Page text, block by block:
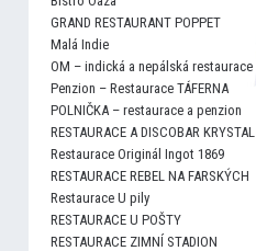
GRAND RESTAURANT POPPET
Malá Indie
OM – indická a nepálská restaurace
Penzion – Restaurace TÁFERNA
POLNIČKA – restaurace a penzion
RESTAURACE A DISCOBAR KRYSTAL
Restaurace Originál Ingot 1869
RESTAURACE REBEL NA FARSKÝCH
Restaurace U pily
RESTAURACE U POŠTY
RESTAURACE ZIMNÍ STADION